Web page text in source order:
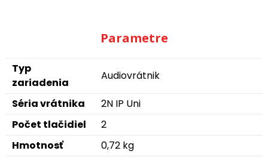
Parametre
Typ
zariadenia
Audiovrátnik
Séria vrátnika
2N IP Uni
Počet tlačidiel
2
Hmotnosť
0,72 kg